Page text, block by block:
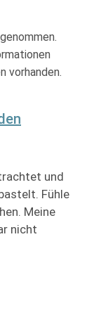
vorhanden.
und
Fühle
Meine
nicht